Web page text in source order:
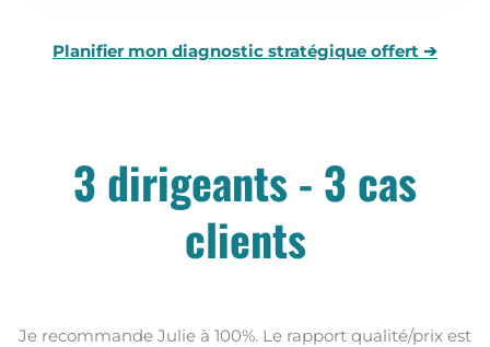
Planifier mon diagnostic stratégique offert ➔
3 dirigeants - 3 cas
clients
Je recommande Julie à 100%. Le rapport qualité/prix est